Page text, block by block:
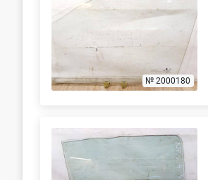
№ 2000180